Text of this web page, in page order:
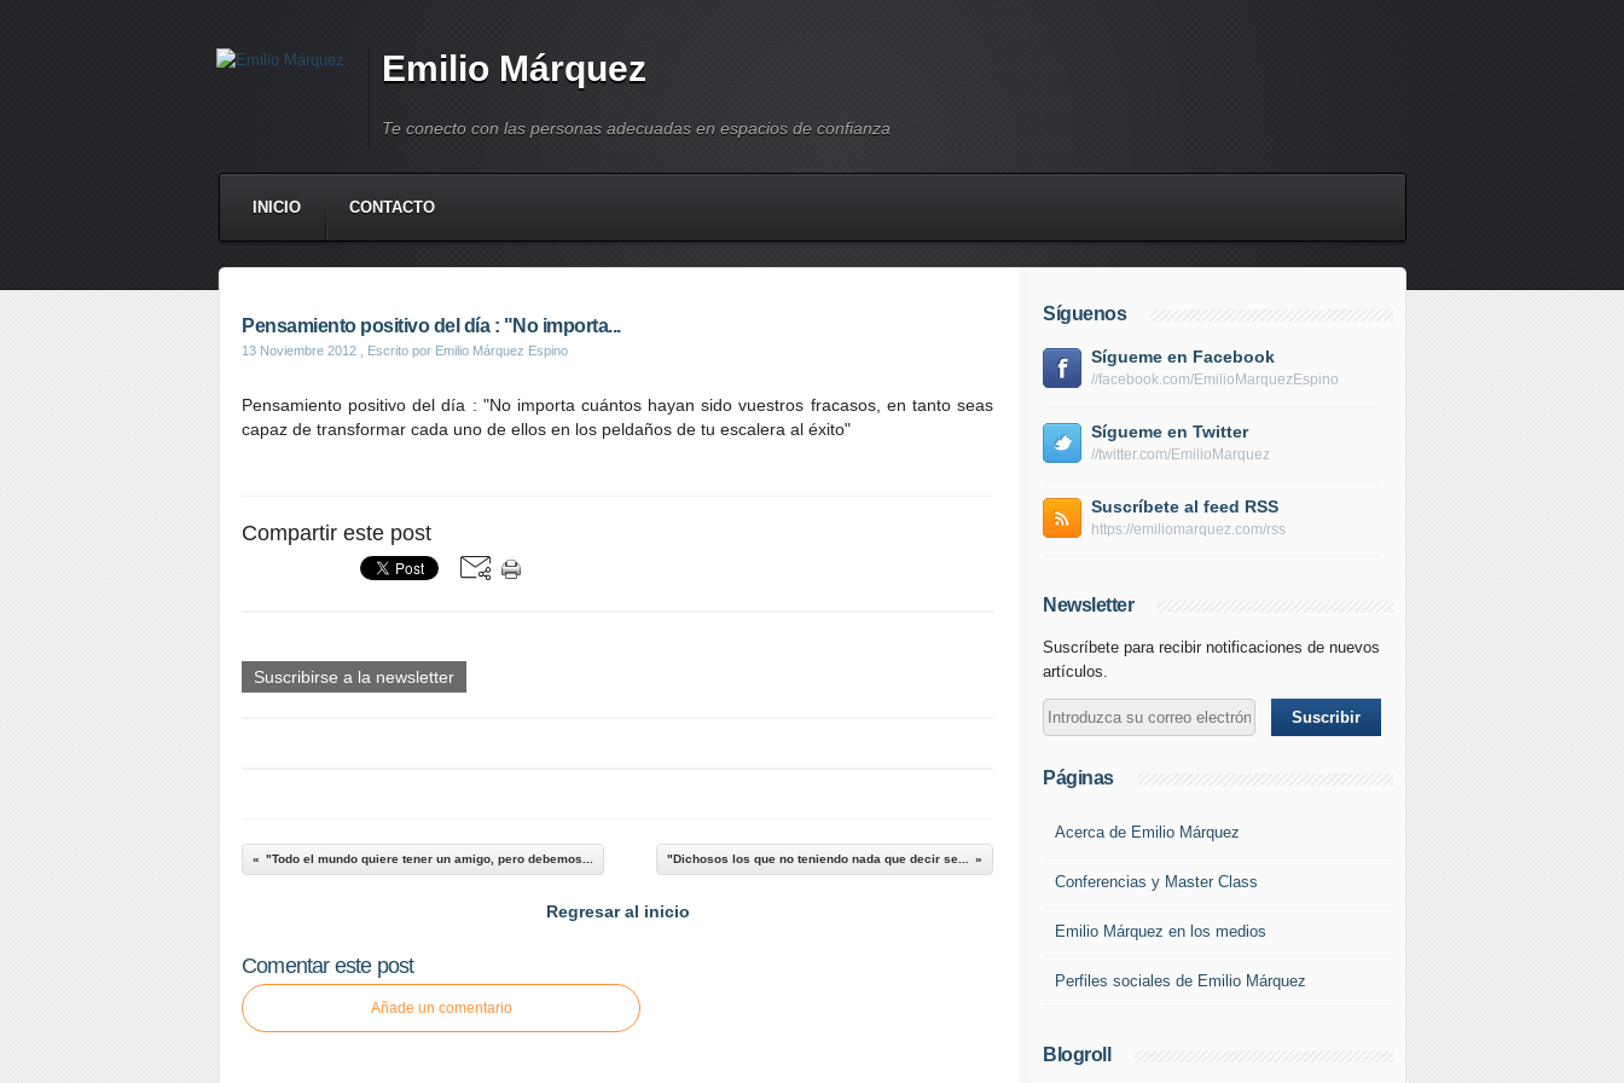
Emilio Márquez
Te conecto con las personas adecuadas en espacios de confianza
INICIO CONTACTO
Pensamiento positivo del día : "No importa...
13 Noviembre 2012 , Escrito por Emilio Márquez Espino
Pensamiento positivo del día : "No importa cuántos hayan sido vuestros fracasos, en tanto seas
capaz de transformar cada uno de ellos en los peldaños de tu escalera al éxito"
Compartir este post
Suscribirse a la newsletter
"Todo el mundo quiere tener un amigo, pero debemos... "Dichosos los que no teniendo nada que decir se...
Regresar al inicio
Comentar este post
Añade un comentario
Síguenos
Sígueme en Facebook
//facebook.com/EmilioMarquezEspino
Sígueme en Twitter
//twitter.com/EmilioMarquez
Suscríbete al feed RSS
https://emiliomarquez.com/rss
Newsletter
Suscríbete para recibir notificaciones de nuevos
artículos.
Páginas
Acerca de Emilio Márquez
Conferencias y Master Class
Emilio Márquez en los medios
Perfiles sociales de Emilio Márquez
Blogroll